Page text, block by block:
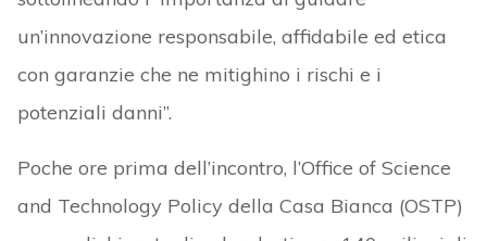
un’innovazione responsabile, affidabile ed etica
con garanzie che ne mitighino i rischi e i
potenziali danni”.
Poche ore prima dell’incontro, l’Office of Science
and Technology Policy della Casa Bianca (OSTP)